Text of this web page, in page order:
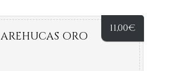
11,00€
AREHUCAS ORO